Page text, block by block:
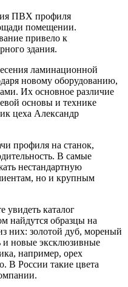
ПВХ профиля
помещении.
привело к
здания.
ламинационной
новому оборудованию,
Их основное различие
основы и технике
цеха Александр
профиля на станок,
В самые
нестандартную
но и крупным
увидеть каталог
найдутся образцы на
них: золотой дуб, мореный
и новые эксклюзивные
например, орех
В России такие цвета